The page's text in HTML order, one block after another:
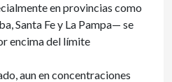
en provincias como
Santa Fe y La Pampa— se
encima del límite
aun en concentraciones